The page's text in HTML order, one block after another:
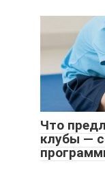
Что
клубы —